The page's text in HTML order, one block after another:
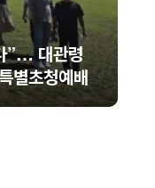
환영… “신앙
도약 기대”